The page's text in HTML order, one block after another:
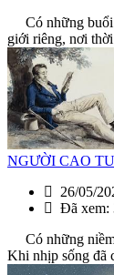
Có những buổi
giới riêng, nơi
NGƯỜI CAO
26/05/
Đã xem:
Có những niềm
Khi nhịp sống đã